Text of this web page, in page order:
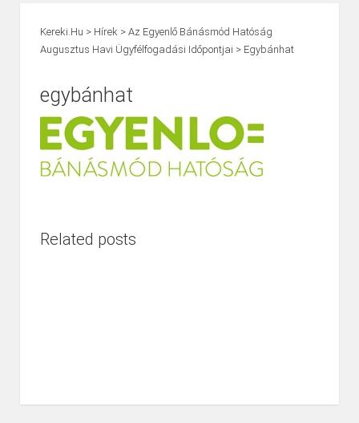
Kereki.hu > Hírek > Az Egyenlő Bánásmód Hatóság
Augusztus Havi Ügyfélfogadási Időpontjai > Egybánhat
egybánhat
Related posts